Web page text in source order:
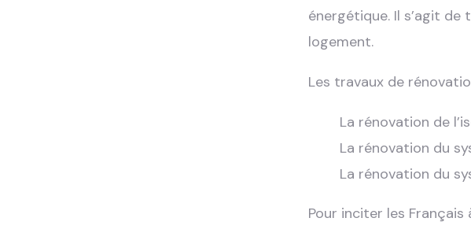
énergétique. Il s’agit
logement.
Les travaux de
La rénovation de
La rénovation du
La rénovation du
Pour inciter les